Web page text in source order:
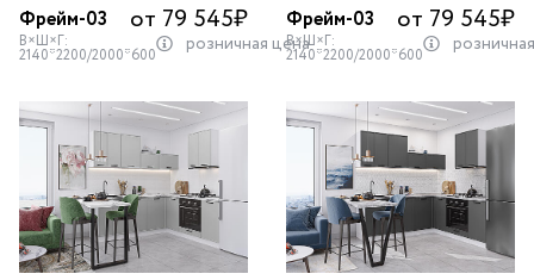
Фрейм-03 от 79 545₽
В×Ш×Г:
2140*2200/2000*600 розничная цена
Фрейм-03 от 79 545₽
В×Ш×Г:
2140*2200/2000*600